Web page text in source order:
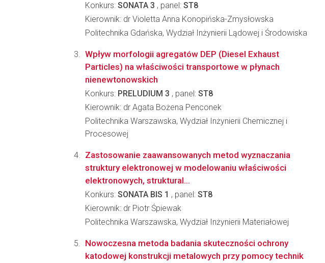
Konkurs: SONATA 3 , panel: ST8
Kierownik: dr Violetta Anna Konopińska-Zmysłowska
Politechnika Gdańska, Wydział Inżynierii Lądowej i Środowiska
Wpływ morfologii agregatów DEP (Diesel Exhaust
Particles) na właściwości transportowe w płynach
nienewtonowskich
Konkurs: PRELUDIUM 3 , panel: ST8
Kierownik: dr Agata Bożena Penconek
Politechnika Warszawska, Wydział Inżynierii Chemicznej i
Procesowej
Zastosowanie zaawansowanych metod wyznaczania
struktury elektronowej w modelowaniu właściwości
elektronowych, struktural...
Konkurs: SONATA BIS 1 , panel: ST8
Kierownik: dr Piotr Śpiewak
Politechnika Warszawska, Wydział Inżynierii Materiałowej
Nowoczesna metoda badania skuteczności ochrony
katodowej konstrukcji metalowych przy pomocy technik